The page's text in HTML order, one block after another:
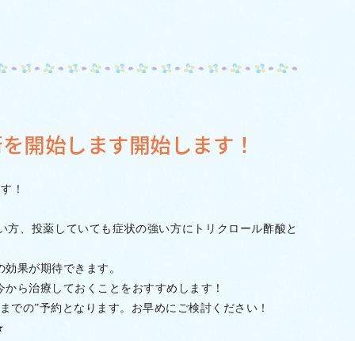
開始します開始します！
！
方、 投薬していても症状の強い方にトリクロール酢酸と
果が期待できます。
ら治療しておくことをおすすめします！
での”予約となります。お早めにご検討ください！